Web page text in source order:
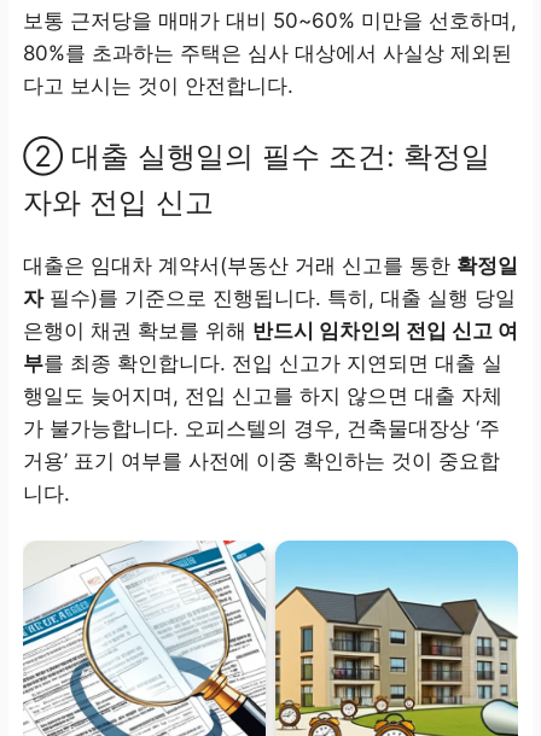
보통 근저당을 매매가 대비 50~60% 미만을 선호하며,
80%를 초과하는 주택은 심사 대상에서 사실상 제외된
다고 보시는 것이 안전합니다.
② 대출 실행일의 필수 조건: 확정일
자와 전입 신고
대출은 임대차 계약서(부동산 거래 신고를 통한 확정일
자필수)를 기준으로 진행됩니다. 특히, 대출 실행 당일
은행이 채권 확보를 위해 반드시 임차인의 전입 신고 여
부를 최종 확인합니다. 전입 신고가 지연되면 대출 실
행일도 늦어지며, 전입 신고를 하지 않으면 대출 자체
가 불가능합니다. 오피스텔의 경우, 건축물대장상 ‘주
거용’ 표기 여부를 사전에 이중 확인하는 것이 중요합
니다.